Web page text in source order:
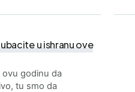
u ishranu ove
ovu godinu da
tu smo da